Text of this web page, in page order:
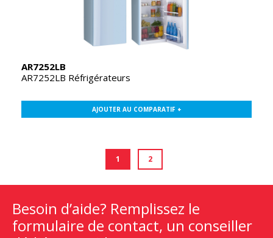
AR7252LB
AR7252LB Réfrigérateurs
AJOUTER AU COMPARATIF +
1 2
Besoin d’aide? Remplissez le
formulaire de contact, un conseiller